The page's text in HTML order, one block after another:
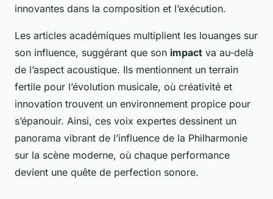
innovantes dans la composition et l’exécution.
Les articles académiques multiplient les louanges sur
son influence, suggérant que son impact va au-delà
de l’aspect acoustique. Ils mentionnent un terrain
fertile pour l’évolution musicale, où créativité et
innovation trouvent un environnement propice pour
s’épanouir. Ainsi, ces voix expertes dessinent un
panorama vibrant de l’influence de la Philharmonie
sur la scène moderne, où chaque performance
devient une quête de perfection sonore.